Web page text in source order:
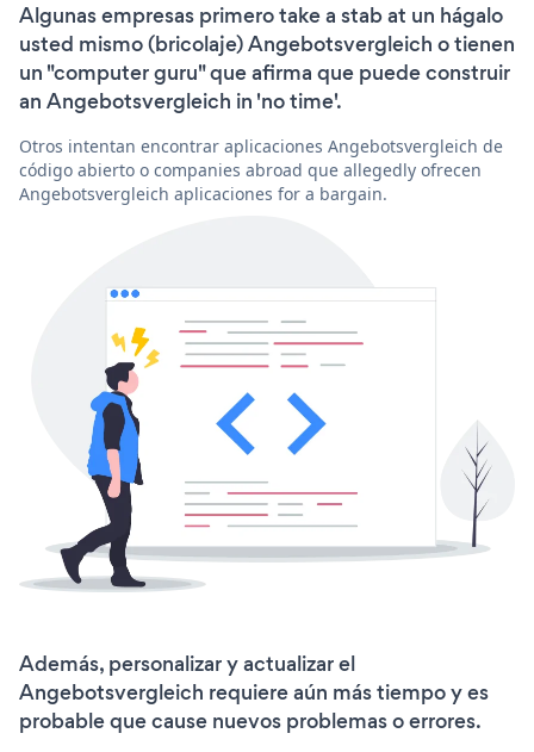
Algunas empresas primero take a stab at un hágalo
usted mismo (bricolaje) Angebotsvergleich o tienen
un "computer guru" que afirma que puede construir
an Angebotsvergleich in 'no time'.
Otros intentan encontrar aplicaciones Angebotsvergleich de
código abierto o companies abroad que allegedly ofrecen
Angebotsvergleich aplicaciones for a bargain.
Además, personalizar y actualizar el
Angebotsvergleich requiere aún más tiempo y es
probable que cause nuevos problemas o errores.